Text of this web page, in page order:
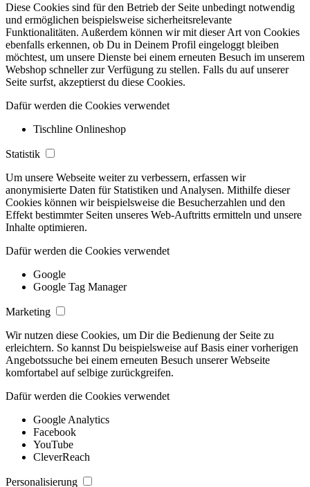
Diese Cookies sind für den Betrieb der Seite unbedingt notwendig
und ermöglichen beispielsweise sicherheitsrelevante
Funktionalitäten. Außerdem können wir mit dieser Art von Cookies
ebenfalls erkennen, ob Du in Deinem Profil eingeloggt bleiben
möchtest, um unsere Dienste bei einem erneuten Besuch im unserem
Webshop schneller zur Verfügung zu stellen. Falls du auf unserer
Seite surfst, akzeptierst du diese Cookies.
Dafür werden die Cookies verwendet
Tischline Onlineshop
Statistik
Um unsere Webseite weiter zu verbessern, erfassen wir
anonymisierte Daten für Statistiken und Analysen. Mithilfe dieser
Cookies können wir beispielsweise die Besucherzahlen und den
Effekt bestimmter Seiten unseres Web-Auftritts ermitteln und unsere
Inhalte optimieren.
Dafür werden die Cookies verwendet
Google
Google Tag Manager
Marketing
Wir nutzen diese Cookies, um Dir die Bedienung der Seite zu
erleichtern. So kannst Du beispielsweise auf Basis einer vorherigen
Angebotssuche bei einem erneuten Besuch unserer Webseite
komfortabel auf selbige zurückgreifen.
Dafür werden die Cookies verwendet
Google Analytics
Facebook
YouTube
CleverReach
Personalisierung